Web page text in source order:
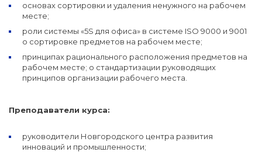
основах сортировки и удаления ненужного на рабочем
месте;
роли системы «5S для офиса» в системе ISO 9000 и 9001
о сортировке предметов на рабочем месте;
принципах рационального расположения предметов на
рабочем месте; о стандартизации руководящих
принципов организации рабочего места.
Преподаватели курса:
руководители Новгородского центра развития
инноваций и промышленности;